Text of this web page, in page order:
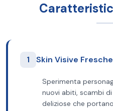
1 Skin Visive Fresche
Sperimenta
nuovi abiti, scambi
deliziose che